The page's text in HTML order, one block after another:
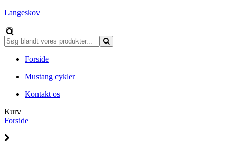
Langeskov
Forside
Mustang cykler
Kontakt os
Kurv
Forside